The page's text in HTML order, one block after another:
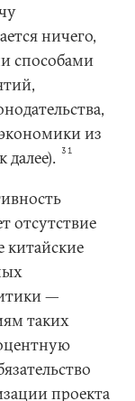
ничего,
способами
из
далее). 31
отсутствие
китайские
—
таких
проекта